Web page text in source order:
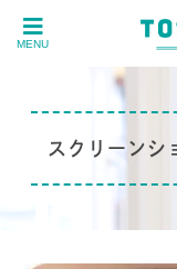
MENU
スクリーン